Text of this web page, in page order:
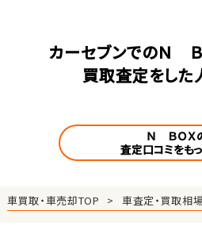
カーセブンでのＮ
買取査定をした
Ｎ ＢＯＸ
査定口コミをも
車買取・車売却TOP 車査定・買取相